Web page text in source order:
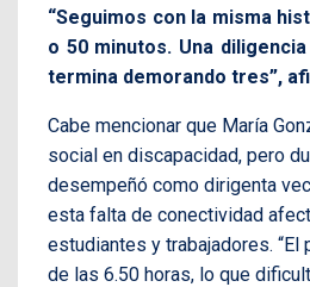
“Seguimos con la misma
o 50 minutos. Una
termina demorando tres”,
Cabe mencionar que María
social en discapacidad, pero
desempeñó como dirigenta
esta falta de conectividad
estudiantes y trabajadores. “El
de las 6.50 horas, lo que